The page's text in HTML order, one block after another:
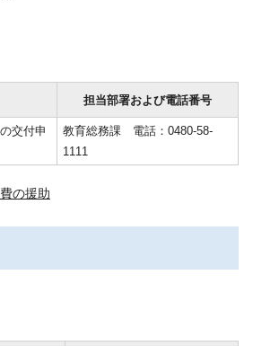
担当部署および電話番号
交付申
教育総務課 電話：0480-58-
1111
の援助